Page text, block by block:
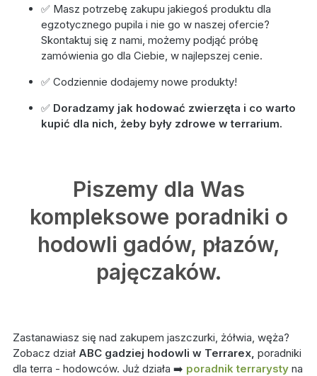
✅ Masz potrzebę zakupu jakiegoś produktu dla
egzotycznego pupila i nie go w naszej ofercie?
Skontaktuj się z nami, możemy podjąć próbę
zamówienia go dla Ciebie, w najlepszej cenie.
✅ Codziennie dodajemy nowe produkty!
✅ Doradzamy jak hodować zwierzęta i co warto
kupić dla nich, żeby były zdrowe w terrarium.
Piszemy dla Was
kompleksowe poradniki o
hodowli gadów, płazów,
pajęczaków.
Zastanawiasz się nad zakupem jaszczurki, żółwia, węża?
Zobacz dział ABC gadziej hodowli w Terrarex, poradniki
dla terra - hodowców. Już działa ➡️ poradnik terrarystyna